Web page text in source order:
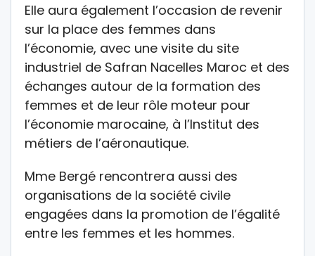
Elle aura également l’occasion de revenir
sur la place des femmes dans
l’économie, avec une visite du site
industriel de Safran Nacelles Maroc et des
échanges autour de la formation des
femmes et de leur rôle moteur pour
l’économie marocaine, à l’Institut des
métiers de l’aéronautique.
Mme Bergé rencontrera aussi des
organisations de la société civile
engagées dans la promotion de l’égalité
entre les femmes et les hommes.